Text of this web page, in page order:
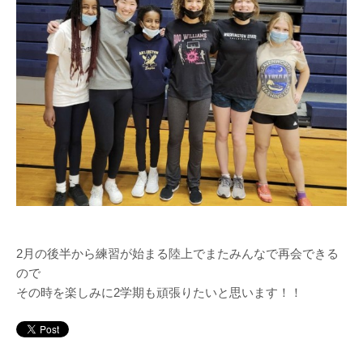
2月の後半から練習が始まる陸上でまたみんなで再会できる
ので
その時を楽しみに2学期も頑張りたいと思います！！